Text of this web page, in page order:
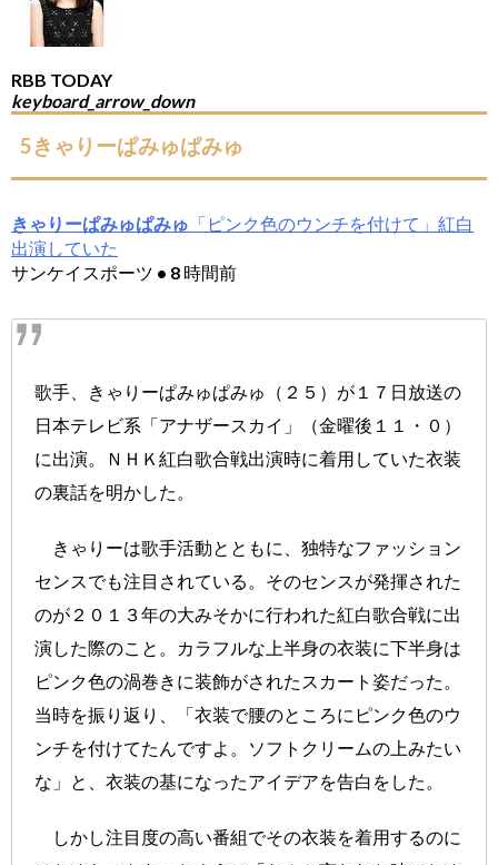
RBB TODAY
keyboard_arrow_down
5きゃりーぱみゅぱみゅ
きゃりーぱみゅぱみゅ 「ピンク色のウンチを付けて」紅白
出演していた
サンケイスポーツ • 8 時間前
歌手、きゃりーぱみゅぱみゅ（２５）が１７日放送の
日本テレビ系「アナザースカイ」（金曜後１１・０）
に出演。ＮＨＫ紅白歌合戦出演時に着用していた衣装
の裏話を明かした。
きゃりーは歌手活動とともに、独特なファッション
センスでも注目されている。そのセンスが発揮された
のが２０１３年の大みそかに行われた紅白歌合戦に出
演した際のこと。カラフルな上半身の衣装に下半身は
ピンク色の渦巻きに装飾がされたスカート姿だった。
当時を振り返り、「衣装で腰のところにピンク色のウ
ンチを付けてたんですよ。ソフトクリームの上みたい
な」と、衣装の基になったアイデアを告白をした。
しかし注目度の高い番組でその衣装を着用するのに